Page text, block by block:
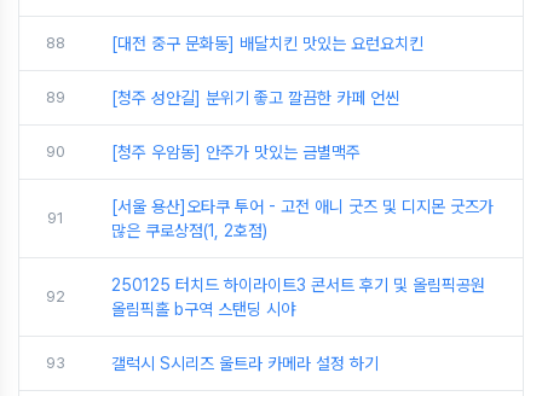
88 [대전 중구 문화동] 배달치킨 맛있는 요런요치킨
89 [청주 성안길] 분위기 좋고 깔끔한 카페 언씬
90 [청주 우암동] 안주가 맛있는 금별맥주
91
[서울 용산]오타쿠 투어 - 고전 애니 굿즈 및 디지몬 굿즈가
많은 쿠로상점(1, 2호점)
92
250125 터치드 하이라이트3 콘서트 후기 및 올림픽공원
올림픽홀 b구역 스탠딩 시야
93 갤럭시 S시리즈 울트라 카메라 설정 하기